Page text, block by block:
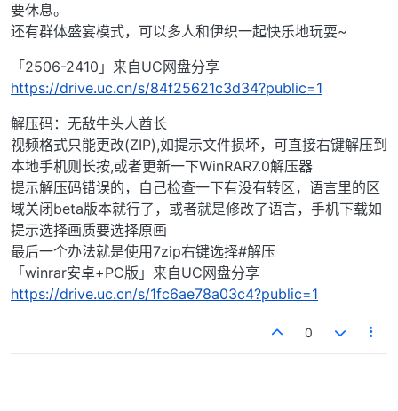
要休息。
还有群体盛宴模式，可以多人和伊织一起快乐地玩耍~
「2506-2410」来自UC网盘分享
https://drive.uc.cn/s/84f25621c3d34?public=1
解压码：无敌牛头人酋长
视频格式只能更改(ZIP),如提示文件损坏，可直接右键解压到
本地手机则长按,或者更新一下WinRAR7.0解压器
提示解压码错误的，自己检查一下有没有转区，语言里的区
域关闭beta版本就行了，或者就是修改了语言，手机下载如
提示选择画质要选择原画
最后一个办法就是使用7zip右键选择#解压
「winrar安卓+PC版」来自UC网盘分享
https://drive.uc.cn/s/1fc6ae78a03c4?public=1
0